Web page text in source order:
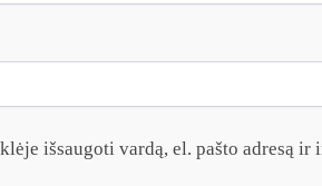
išsaugoti vardą, el. pašto adresą